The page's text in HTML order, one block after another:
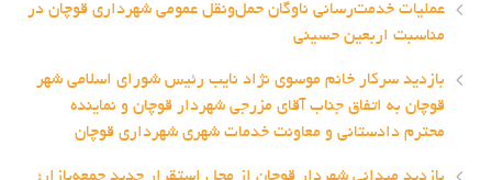
عملیات خدمت‌رسانی ناوگان حمل‌ونقل عمومی شهرداری قوچان در
مناسبت اربعین حسینی
بازدید سرکار خانم موسوی نژاد نایب رئیس شورای اسلامی شهر
قوچان به اتفاق جناب آقای مزرجی شهردار قوچان و نماینده
محترم دادستانی و معاونت خدمات شهری شهرداری قوچان